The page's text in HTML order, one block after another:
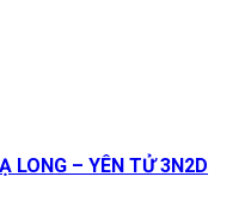
LONG – YÊN TỬ 3N2D